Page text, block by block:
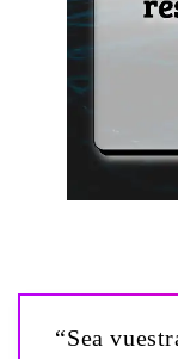
“Sea